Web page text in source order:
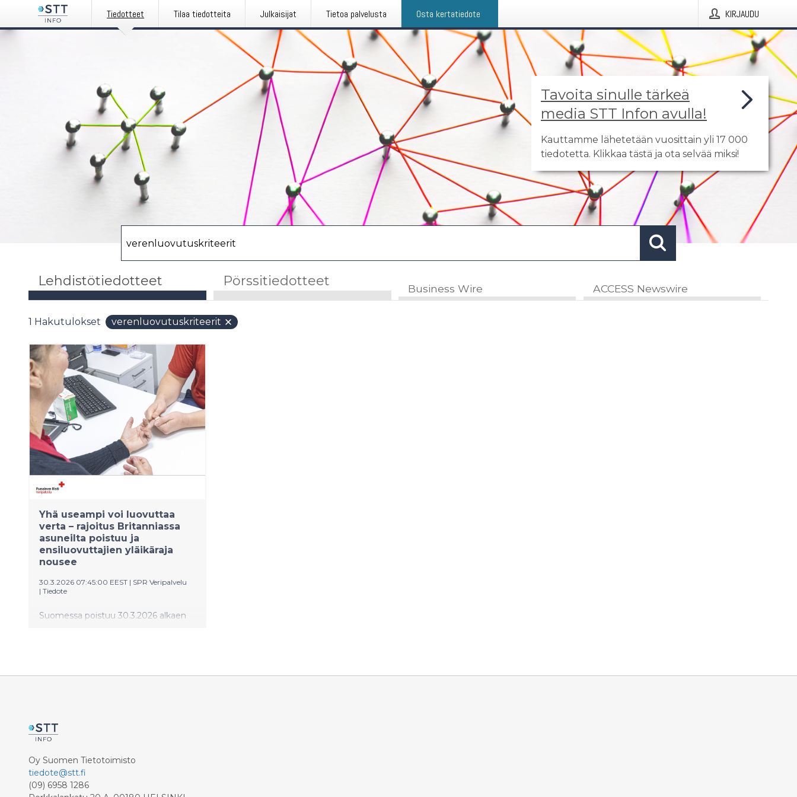
Tiedotteet Tilaa tiedotteita Julkaisijat Tietoa palvelusta Osta kertatiedote KIRJAUDU
Tavoita sinulle tärkeä
media STT Infon avulla!
Kauttamme lähetetään vuosittain yli 17 000
tiedotetta. Klikkaa tästä ja ota selvää miksi!
Lehdistötiedotteet Pörssitiedotteet Business Wire ACCESS Newswire
1 Hakutulokset verenluovutuskriteerit
Yhä useampi voi luovuttaa
verta – rajoitus Britanniassa
asuneilta poistuu ja
ensiluovuttajien yläikäraja
nousee
30.3.2026 07:45:00 EEST | SPR Veripalvelu
| Tiedote
Suomessa poistuu 30.3.2026 alkaen
ikäraja nousee 65 vuoteen.
Oy Suomen Tietotoimisto
tiedote@stt.fi
(09) 6958 1286